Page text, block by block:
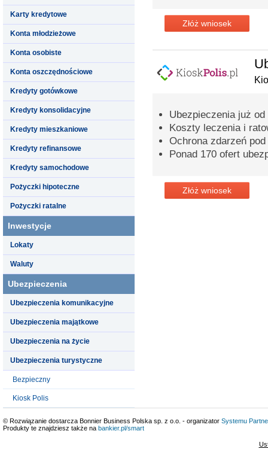
Karty kredytowe
Konta młodzieżowe
Konta osobiste
Konta oszczędnościowe
Kredyty gotówkowe
Kredyty konsolidacyjne
Kredyty mieszkaniowe
Kredyty refinansowe
Kredyty samochodowe
Pożyczki hipoteczne
Pożyczki ratalne
Inwestycje
Lokaty
Waluty
Ubezpieczenia
Ubezpieczenia komunikacyjne
Ubezpieczenia majątkowe
Ubezpieczenia na życie
Ubezpieczenia turystyczne
Bezpieczny
Kiosk Polis
Złóż wniosek
Ubezpieczenia już od
Koszty leczenia i
Ochrona zdarzeń pod
Ponad 170 ofert
Złóż wniosek
© Rozwiązanie dostarcza Bonnier Business Polska sp. z o.o. - organizator Systemu
Produkty te znajdziesz także na bankier.pl/smart